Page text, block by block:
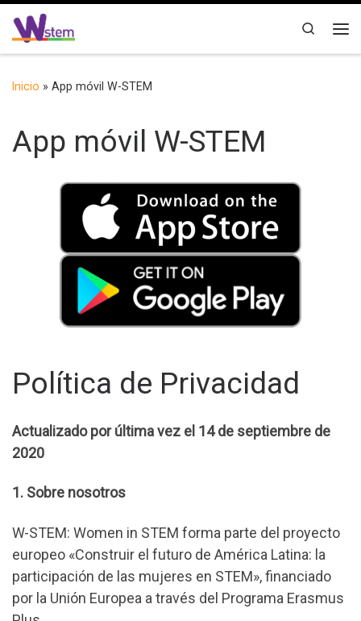
Saltar al contenido
Search
Inicio » App móvil W-STEM
App móvil W-STEM
Política de Privacidad
Actualizado por última vez el 14 de septiembre de
2020
1. Sobre nosotros
W-STEM: Women in STEM forma parte del proyecto
europeo «Construir el futuro de América Latina: la
participación de las mujeres en STEM», financiado
por la Unión Europea a través del Programa Erasmus